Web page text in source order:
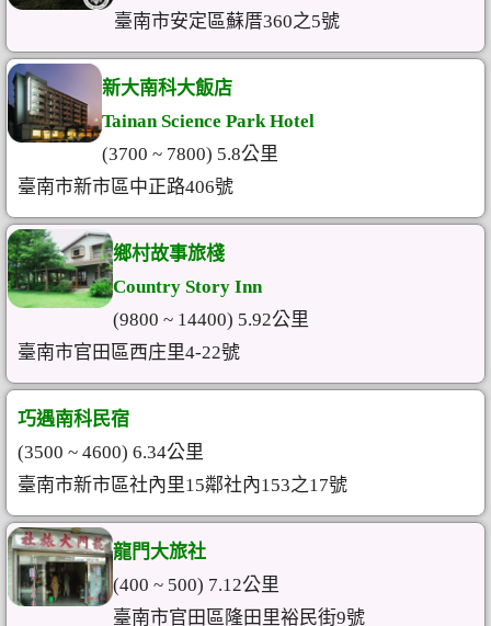
臺南市安定區蘇厝360之5號
新大南科大飯店
Tainan Science Park Hotel
(3700 ~ 7800) 5.8公里
臺南市新市區中正路406號
鄉村故事旅棧
Country Story Inn
(9800 ~ 14400) 5.92公里
臺南市官田區西庄里4-22號
巧遇南科民宿
(3500 ~ 4600) 6.34公里
臺南市新市區社內里15鄰社內153之17號
龍門大旅社
(400 ~ 500) 7.12公里
臺南市官田區隆田里裕民街9號